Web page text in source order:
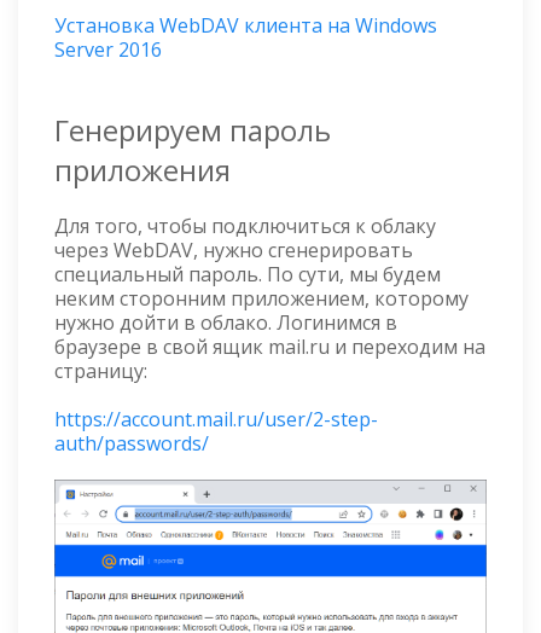
Установка WebDAV клиента на Windows
Server 2016
Генерируем пароль
приложения
Для того, чтобы подключиться к облаку
через WebDAV, нужно сгенерировать
специальный пароль. По сути, мы будем
неким сторонним приложением, которому
нужно дойти в облако. Логинимся в
браузере в свой ящик mail.ru и переходим на
страницу:
https://account.mail.ru/user/2-step-
auth/passwords/